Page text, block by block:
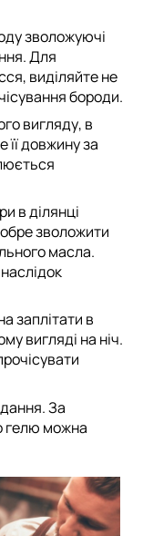
зволожуючі
Для
виділяйте не
бороди.
вигляду, в
її довжину за
в ділянці
зволожити
масла.
заплітати в
вигляді на ніч.
За
гелю можна